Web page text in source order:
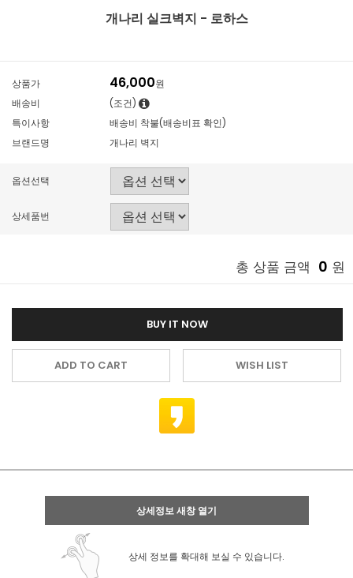
개나리 실크벽지 - 로하스
상품가 46,000원
배송비
(조건)
특이사항
배송비 착불(배송비표 확인)
브랜드명
개나리 벽지
옵션선택
상세품번
총 상품 금액 0 원
BUY IT NOW
ADD TO CART WISH LIST
상세정보 새창 열기
상세 정보를 확대해 보실 수 있습니다.